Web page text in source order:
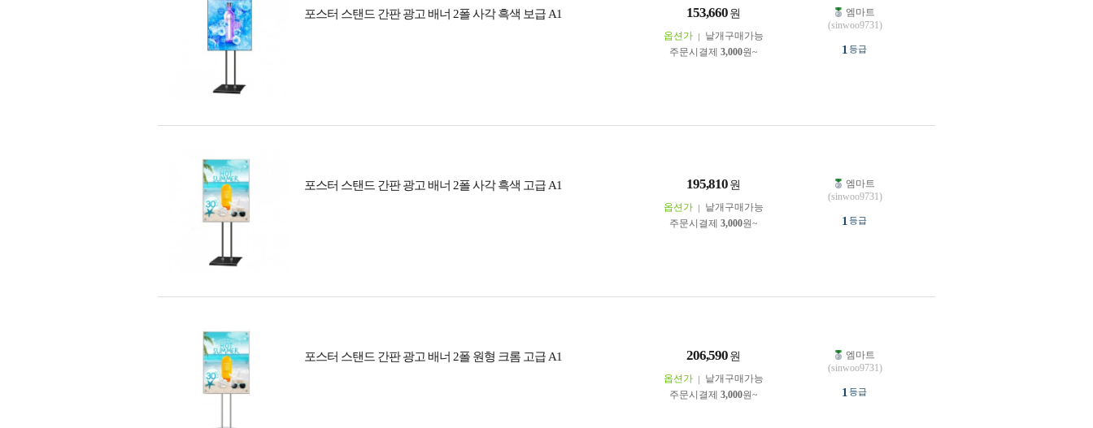
포스터 스탠드 간판 광고 배너 2폴 사각 흑색 보급 A1 153,660 원
옵션가
낱개구매가능
주문시결제 3,000원~
엠마트
(sinwoo9731)
1 등급
포스터 스탠드 간판 광고 배너 2폴 사각 흑색 고급 A1 195,810 원
옵션가
낱개구매가능
주문시결제 3,000원~
엠마트
(sinwoo9731)
1 등급
포스터 스탠드 간판 광고 배너 2폴 원형 크롬 고급 A1 206,590 원
옵션가
낱개구매가능
주문시결제 3,000원~
엠마트
(sinwoo9731)
1 등급